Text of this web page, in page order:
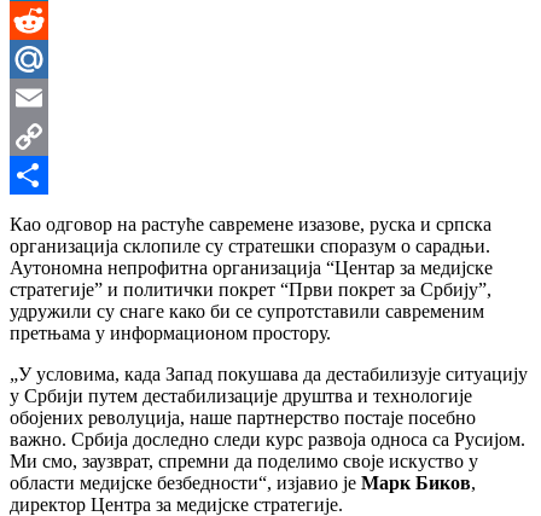
LinkedIn
Reddit
Mail.Ru
Email
Copy
Link
Share
Као одговор на растуће савремене изазове, руска и српска
организација склопиле су стратешки споразум о сарадњи.
Аутономна непрофитна организација “Центар за медијске
стратегије” и политички покрет “Први покрет за Србију”,
удружили су снаге како би се супротставили савременим
претњама у информационом простору.
„У условима, када Запад покушава да дестабилизује ситуацију
у Србији путем дестабилизације друштва и технологије
обојених револуција, наше партнерство постаје посебно
важно. Србија доследно следи курс развоја односа са Русијом.
Ми смо, заузврат, спремни да поделимо своје искуство у
области медијске безбедности“, изјавио је Марк Биков,
директор Центра за медијске стратегије.